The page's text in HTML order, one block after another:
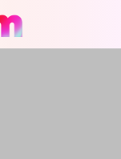
niet